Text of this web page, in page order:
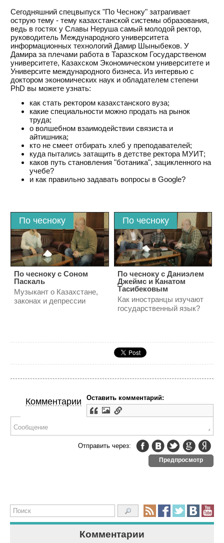
Комментарии
Сегодняшний спецвыпуск "По Чесноку" затрагивает
острую тему - тему казахстанской системы образования,
ведь в гостях у Славы Неруша самый молодой ректор,
руководитель Международного университета
информационных технологий Дамир Шыныбеков. У
Дамира за плечами работа в Таразском Государственом
университете, Казахском Экономическом университете и
Университе международного бизнеса. Из интервью с
доктором экономических наук и обладателем степени
PhD вы можете узнать:
как стать ректором казахстанского вуза;
какие специальности можно продать на рынок
труда;
о волшебном взаимодействии связиста и
айтишника;
кто не смеет отбирать хлеб у преподавателей;
куда пытались затащить в детстве ректора МУИТ;
каков путь становления "ботаника", зацикленного на
учебе?
и как правильно задавать вопросы в Google?
По чесноку
По чесноку с Cоном
Паскаль
Музыкант о Казахстане,
законах и депрессии
По чесноку
По чесноку с Даниэлем
Джеймс и Канатом
Тасибековым
Как иностранцы изучают
государственный язык?
Комментарии Оставить комментарий:
Отправить через:
Предпросмотр